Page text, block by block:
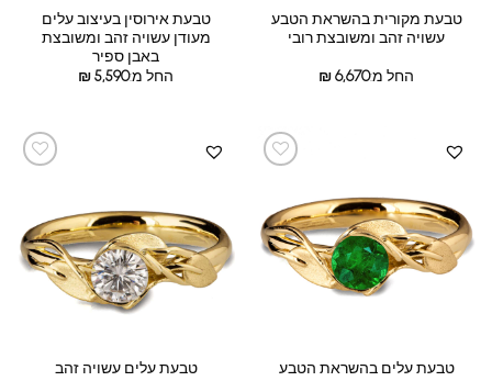
טבעת מקורית בהשראת הטבע
עשויה זהב ומשובצת רובי
החל מ: ₪6,670
טבעת אירוסין בעיצוב עלים
מעודן עשויה זהב ומשובצת
באבן ספיר
החל מ:
₪5,590
טבעת עלים בהשראת הטבע
טבעת עלים עשויה זהב